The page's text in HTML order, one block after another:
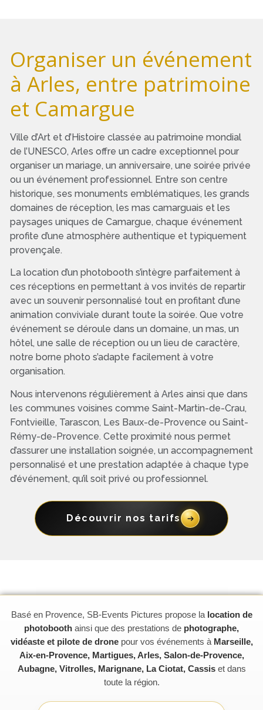
Organiser un événement
à Arles, entre patrimoine
et Camargue
Ville d’Art et d’Histoire classée au patrimoine mondial
de l’UNESCO, Arles offre un cadre exceptionnel pour
organiser un mariage, un anniversaire, une soirée privée
ou un événement professionnel. Entre son centre
historique, ses monuments emblématiques, les grands
domaines de réception, les mas camarguais et les
paysages uniques de Camargue, chaque événement
profite d’une atmosphère authentique et typiquement
provençale.
La location d’un photobooth s’intègre parfaitement à
ces réceptions en permettant à vos invités de repartir
avec un souvenir personnalisé tout en profitant d’une
animation conviviale durant toute la soirée. Que votre
événement se déroule dans un domaine, un mas, un
hôtel, une salle de réception ou un lieu de caractère,
notre borne photo s’adapte facilement à votre
organisation.
Nous intervenons régulièrement à Arles ainsi que dans
les communes voisines comme Saint-Martin-de-Crau,
Fontvieille, Tarascon, Les Baux-de-Provence ou Saint-
Rémy-de-Provence. Cette proximité nous permet
d’assurer une installation soignée, un accompagnement
personnalisé et une prestation adaptée à chaque type
d’événement, qu’il soit privé ou professionnel.
Découvrir nos tarifs
Basé en Provence, SB-Events Pictures propose la location de
photobooth ainsi que des prestations de photographe,
vidéaste et pilote de dronepour vos événements à Marseille,
Aix-en-Provence, Martigues, Arles, Salon-de-Provence,
Aubagne, Vitrolles, Marignane, La Ciotat, Cassiset dans
toute la région.